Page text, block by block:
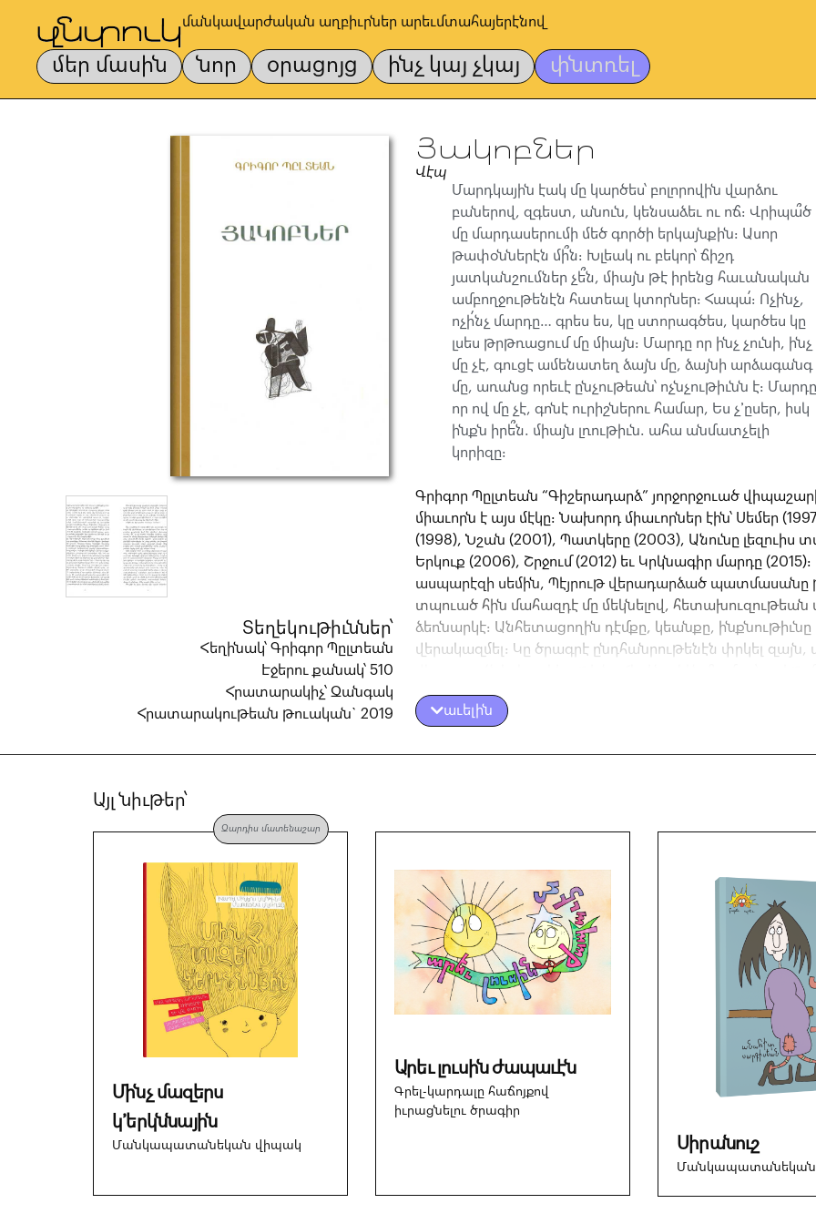
մանկավարժական աղբիւրներ արեւմտահայերէնով
մեր մասին նոր օրացոյց ինչ կայ չկայ փնտռել
Տեղեկութիւններ՝
Հեղինակ՝ Գրիգոր Պըլտեան
Էջերու քանակ՝ 510
Հրատարակիչ՝ Զանգակ
Հրատարակութեան թուական` 2019
Յակոբներ
Վէպ
Մարդկային էակ մը կարծես՝ բոլորովին վարձու
բաներով, զգեստ, անուն, կենսաձեւ ու ոճ։ Վրիպա՞ծ
մը մարդասերումի մեծ գործի երկայնքին։ Ասոր
թափօններէն մի՞ն։ Խլեակ ու բեկոր՝ ճիշդ
յատկանշումներ չե՞ն, միայն թէ իրենց հաւանական
ամբողջութենէն հատեալ կտորներ։ Հապա՛։ Ոչինչ,
ոչի՛նչ մարդը… գրես ես, կը ստորագծես, կարծես կը
լսես թրթռացում մը միայն։ Մարդը որ ինչ չունի, ինչ
մը չէ, գուցէ ամենատեղ ձայն մը, ձայնի արձագանգ
մը, առանց որեւէ ընչութեան՝ ոչնչութիւնն է։ Մարդը
որ ով մը չէ, գոնէ ուրիշներու համար, Ես չ՚ըսեր, իսկ
ինքն իրե՞ն. միայն լռութիւն. ահա անմատչելի
կորիզը։
Գրիգոր Պըլտեան “Գիշերադարձ” յորջորջուած
միաւորն է այս մէկը։ Նախորդ միաւորներ էին՝ Սեմեր
(1998), Նշան (2001), Պատկերը (2003), Անունը լեզուիս
Երկուք (2006), Շրջում (2012) եւ Կրկնագիր մարդը
ասպարէզի սեմին, Պէյրութ վերադարձած պատմասանը
տպուած հին մահազդէ մը մեկնելով, հետախուզութեան
ձեռնարկէ։ Անհետացողին դէմքը, կեանքը, ինքնութիւնը
վերակազմել։ Կը ծրագրէ ընդհանրութենէն փրկել զայն,
մը եւս Հայկաշէնի բլուրին բնակիչները խօսեցնելու,
դիմանկարները հրամցնելու, գաղթականի վիճակէն դէպի
նաեւ “վերադարձ”ի ու “շրջադարձ”ի թեմաները անգամ
աւելին
Այլ նիւթեր՝
Զարդիս մատենաշար
Մինչ մազերս
կ՚երկննային
Մանկապատանեկան վիպակ
Արեւ լուսին ժապաւէն
Գրել-կարդալը հաճոյքով
իւրացնելու ծրագիր
Սիրանուշ
Մանկապատանեկան